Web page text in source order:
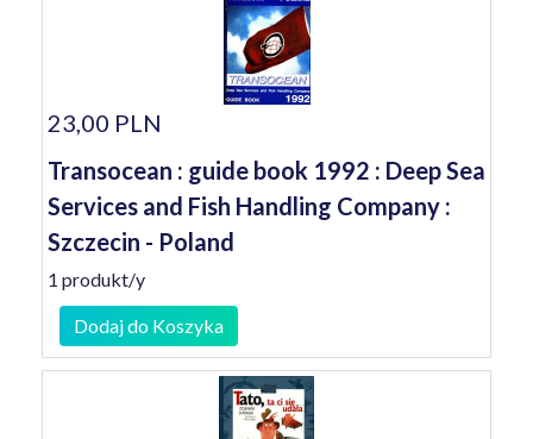
23,00 PLN
Transocean : guide book 1992 : Deep Sea
Services and Fish Handling Company :
Szczecin - Poland
1 produkt/y
Dodaj do Koszyka